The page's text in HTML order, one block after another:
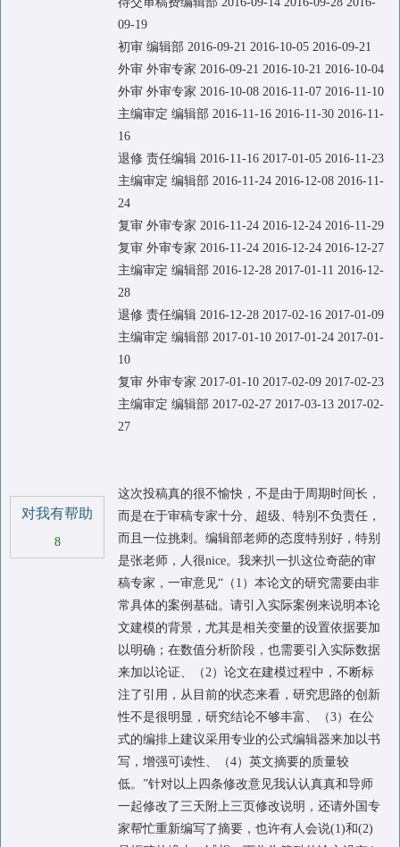
对我有帮助
8
09-19
初审 编辑部 2016-09-21 2016-10-05 2016-09-21
外审 外审专家 2016-09-21 2016-10-21 2016-10-04
外审 外审专家 2016-10-08 2016-11-07 2016-11-10
主编审定 编辑部 2016-11-16 2016-11-30 2016-11-
16
退修 责任编辑 2016-11-16 2017-01-05 2016-11-23
主编审定 编辑部 2016-11-24 2016-12-08 2016-11-
24
复审 外审专家 2016-11-24 2016-12-24 2016-11-29
复审 外审专家 2016-11-24 2016-12-24 2016-12-27
主编审定 编辑部 2016-12-28 2017-01-11 2016-12-
28
退修 责任编辑 2016-12-28 2017-02-16 2017-01-09
主编审定 编辑部 2017-01-10 2017-01-24 2017-01-
10
复审 外审专家 2017-01-10 2017-02-09 2017-02-23
主编审定 编辑部 2017-02-27 2017-03-13 2017-02-
27
这次投稿真的很不愉快，不是由于周期时间长，
而是在于审稿专家十分、超级、特别不负责任，
而且一位挑刺。编辑部老师的态度特别好，特别
是张老师，人很nice。我来扒一扒这位奇葩的审
稿专家，一审意见“（1）本论文的研究需要由非
常具体的案例基础。请引入实际案例来说明本论
文建模的背景，尤其是相关变量的设置依据要加
以明确；在数值分析阶段，也需要引入实际数据
来加以论证、（2）论文在建模过程中，不断标
注了引用，从目前的状态来看，研究思路的创新
性不是很明显，研究结论不够丰富、（3）在公
式的编排上建议采用专业的公式编辑器来加以书
写，增强可读性、（4）英文摘要的质量较
低。”针对以上四条修改意见我认认真真和导师
一起修改了三天附上三页修改说明，还请外国专
家帮忙重新编写了摘要，也许有人会说(1)和(2)